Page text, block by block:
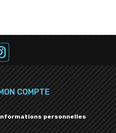
COMPTE
personnelles